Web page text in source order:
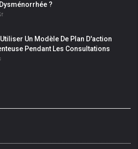
?
Un Modèle De Plan D'action
Pendant Les Consultations